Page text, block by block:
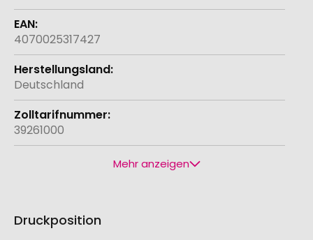
4070025317427
Deutschland
39261000
Mehr anzeigen
Druckposition